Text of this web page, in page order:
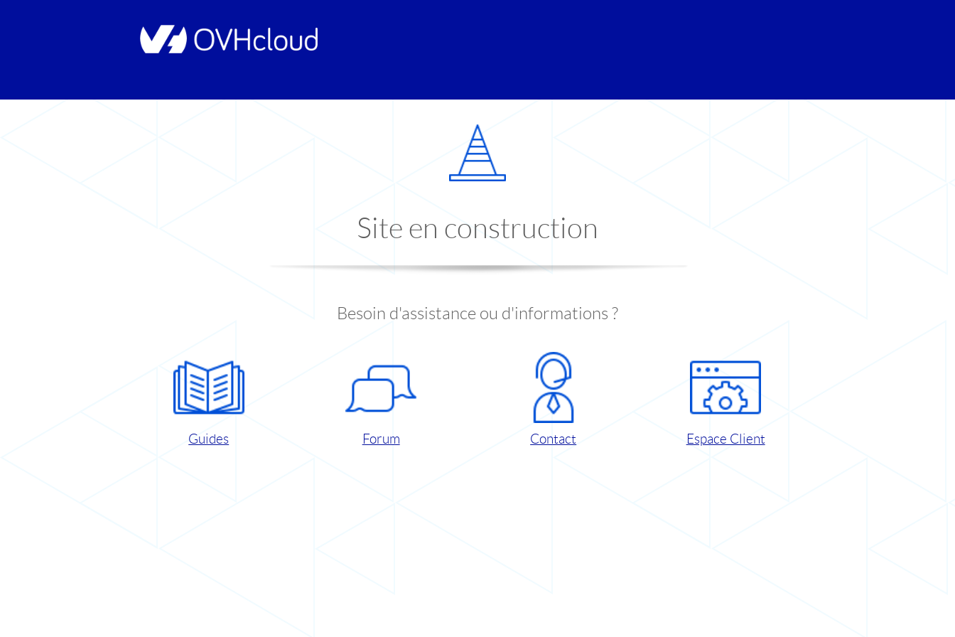
Site en construction
Besoin d'assistance ou d'informations ?
Guides Forum Contact Espace Client